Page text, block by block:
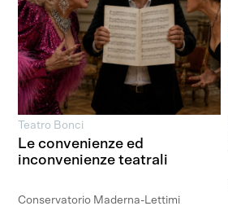
Teatro Bonci
Le convenienze ed
inconvenienze teatrali
Conservatorio Maderna-Lettimi